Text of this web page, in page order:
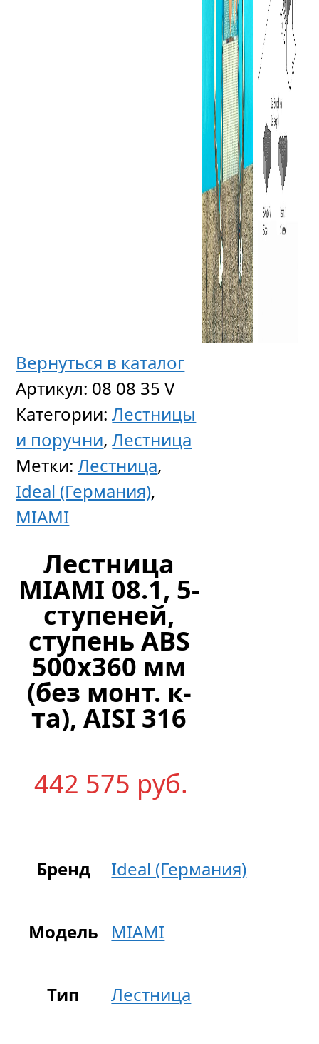
Вернуться в каталог
Артикул: 08 08 35 V
Категории:Лестницы
и поручни,Лестница
Метки:Лестница,
Ideal (Германия),
MIAMI
Лестница
MIAMI 08.1, 5-
ступеней,
ступень ABS
500х360 мм
(без монт. к-
та), AISI 316
442 575 руб.
Бренд Ideal (Германия)
Модель MIAMI
Тип Лестница